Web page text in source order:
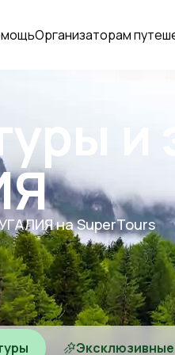
Организаторам
и
на SuperTours